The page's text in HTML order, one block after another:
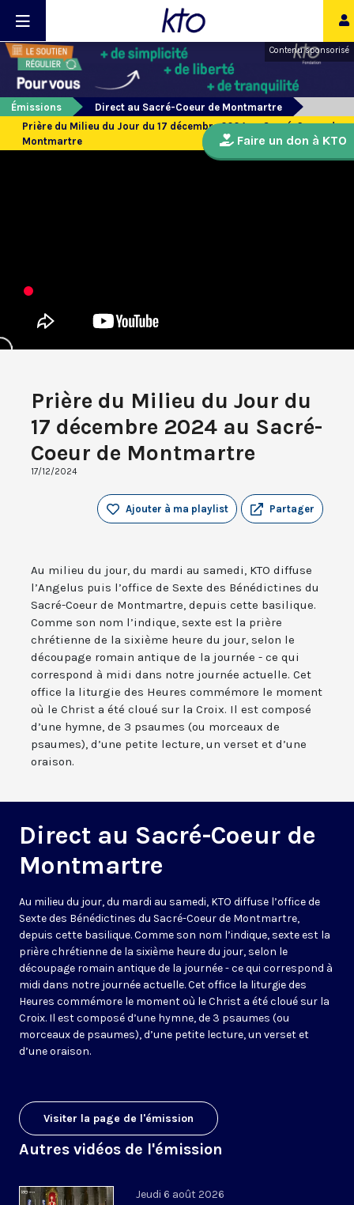
Contenu sponsorisé
Émissions
Direct au Sacré-Coeur de Montmartre
Prière du Milieu du Jour du 17 décembre 2024 au Sacré-Coeur de
Montmartre
Prière du Milieu du Jour du
17 décembre 2024 au Sacré-
Coeur de Montmartre
17/12/2024
Partager
Ajouter à ma playlist
Au milieu du jour, du mardi au samedi, KTO diffuse
l’Angelus puis l’office de Sexte des Bénédictines du
Sacré-Coeur de Montmartre, depuis cette basilique.
Comme son nom l’indique, sexte est la prière
chrétienne de la sixième heure du jour, selon le
découpage romain antique de la journée - ce qui
correspond à midi dans notre journée actuelle. Cet
office la liturgie des Heures commémore le moment
où le Christ a été cloué sur la Croix. Il est composé
d’une hymne, de 3 psaumes (ou morceaux de
psaumes), d’une petite lecture, un verset et d’une
oraison.
Direct au Sacré-Coeur de
Montmartre
Au milieu du jour, du mardi au samedi, KTO diffuse l’office de
Sexte des Bénédictines du Sacré-Coeur de Montmartre,
depuis cette basilique. Comme son nom l’indique, sexte est la
prière chrétienne de la sixième heure du jour, selon le
découpage romain antique de la journée - ce qui correspond à
midi dans notre journée actuelle. Cet office la liturgie des
Heures commémore le moment où le Christ a été cloué sur la
Croix. Il est composé d’une hymne, de 3 psaumes (ou
morceaux de psaumes), d’une petite lecture, un verset et
d’une oraison.
Visiter la page de l'émission
Autres vidéos de l'émission
Jeudi 6 août 2026
Faire un don à KTO